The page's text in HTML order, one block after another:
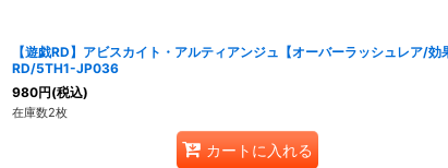
【遊戯RD】アビスカイト・アルティアンジュ【オーバーラッシュレア/効
RD/5TH1-JP036
980円(税込)
在庫数2枚
カートに入れる